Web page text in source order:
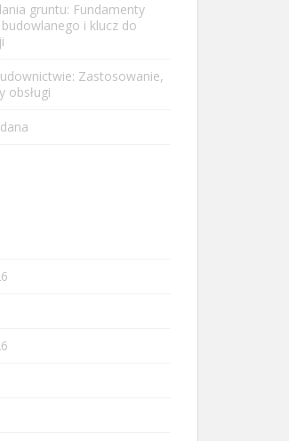
gruntu: Fundamenty
i klucz do
Zastosowanie,
obsługi